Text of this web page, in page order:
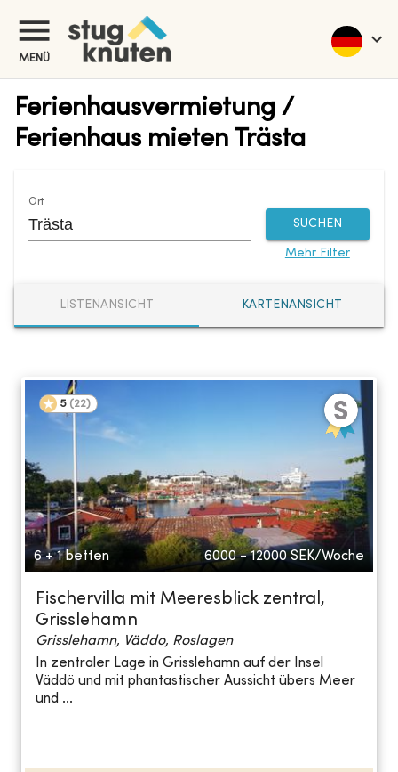
MENÜ
Ferienhausvermietung /
Ferienhaus mieten Trästa
Ort
SUCHEN
Mehr Filter
LISTENANSICHT KARTENANSICHT
5 (22)
6 + 1 betten 6000 - 12000 SEK/Woche
Fischervilla mit Meeresblick zentral,
Grisslehamn
Grisslehamn, Väddo, Roslagen
In zentraler Lage in Grisslehamn auf der Insel
Väddö und mit phantastischer Aussicht übers Meer
und ...